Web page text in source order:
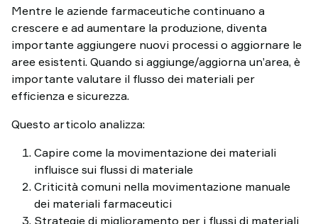
Mentre le aziende farmaceutiche continuano a
crescere e ad aumentare la produzione, diventa
importante aggiungere nuovi processi o aggiornare le
aree esistenti. Quando si aggiunge/aggiorna un’area, è
importante valutare il flusso dei materiali per
efficienza e sicurezza.
Questo articolo analizza:
Capire come la movimentazione dei materiali
influisce sui flussi di materiale
Criticità comuni nella movimentazione manuale
dei materiali farmaceutici
Strategie di miglioramento per i flussi di materiali